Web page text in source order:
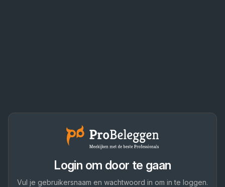
Login om door te gaan
Vul je gebruikersnaam en wachtwoord in om in te loggen.